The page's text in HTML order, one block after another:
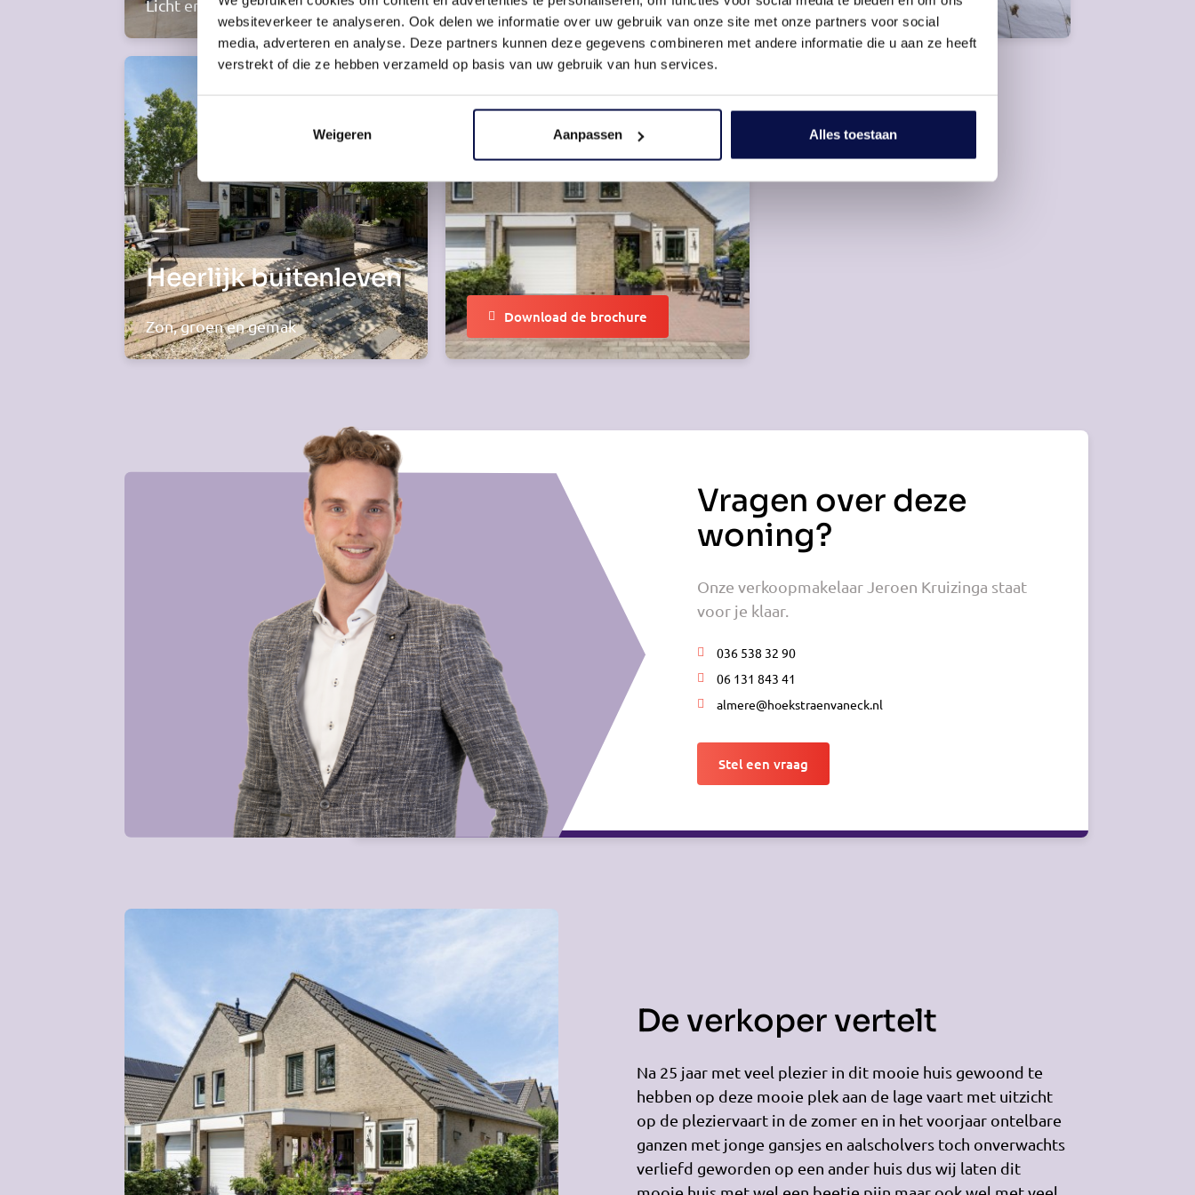
websiteverkeer te analyseren. Ook delen we informatie over uw gebruik van onze site met onze partners voor social
media, adverteren en analyse. Deze partners kunnen deze gegevens combineren met andere informatie die u aan ze heeft
verstrekt of die ze hebben verzameld op basis van uw gebruik van hun services.
Weigeren Aanpassen Alles toestaan
Licht en ruimte Alle Voorzieningen Ruimte en comfort
Heerlijk buitenleven
Zon, groen en gemak
Download de brochure
Vragen over deze
woning?
Onze verkoopmakelaar Jeroen Kruizinga staat
voor je klaar.
036 538 32 90
06 131 843 41
almere@hoekstraenvaneck.nl
Stel een vraag
De verkoper vertelt
Na 25 jaar met veel plezier in dit mooie huis gewoond te
hebben op deze mooie plek aan de lage vaart met uitzicht
op de pleziervaart in de zomer en in het voorjaar ontelbare
ganzen met jonge gansjes en aalscholvers toch onverwachts
verliefd geworden op een ander huis dus wij laten dit